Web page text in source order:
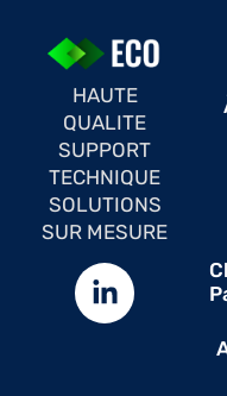
HAUTE
QUALITE
SUPPORT
TECHNIQUE
SOLUTIONS
SUR MESURE